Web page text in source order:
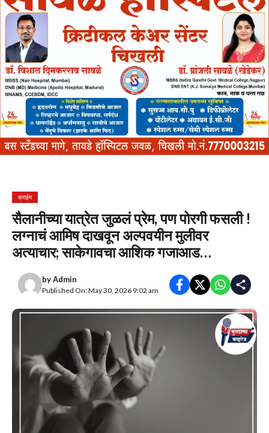
क्राईम
सैलानीच्या यात्रेत जुळलं प्रेम, पण पोरगी फसली !
लग्नाचं आमिष दाखवून अल्पवयीन मुलीवर
अत्याचार; साकेगावचा आशिक गजाआड…
byAdmin
Published On: May 30, 2026 9:02 am